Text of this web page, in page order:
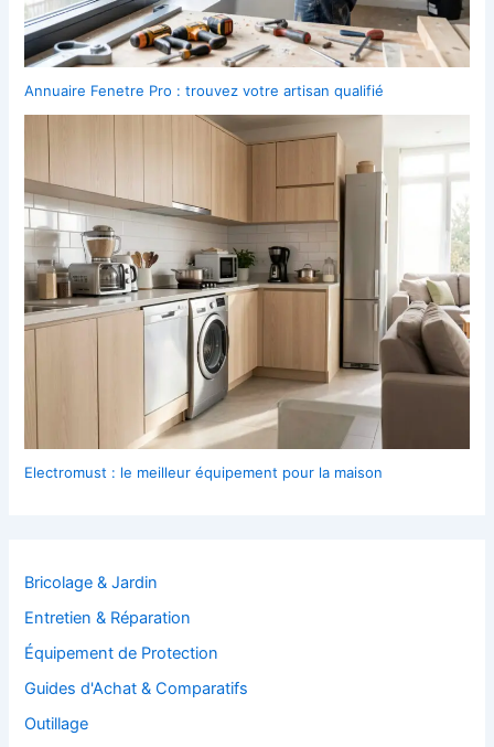
Annuaire Fenetre Pro : trouvez votre artisan qualifié
Electromust : le meilleur équipement pour la maison
Bricolage & Jardin
Entretien & Réparation
Équipement de Protection
Guides d'Achat & Comparatifs
Outillage